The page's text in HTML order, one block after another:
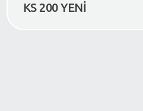
KS 200 YENİ